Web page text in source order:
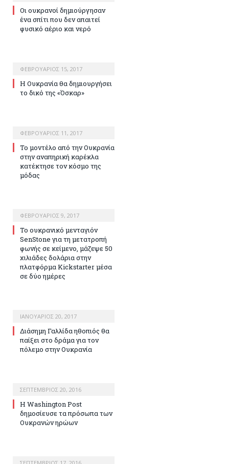
Οι ουκρανοί δημιούργησαν
ένα σπίτι που δεν απαιτεί
φυσικό αέριο και νερό
ΦΕΒΡΟΥΆΡΙΟΣ 15, 2017
Η Ουκρανία θα δημιουργήσει
το δικό της «Όσκαρ»
ΦΕΒΡΟΥΆΡΙΟΣ 11, 2017
Το μοντέλο από την Ουκρανία
στην αναπηρική καρέκλα
κατέκτησε τον κόσμο της
μόδας
ΦΕΒΡΟΥΆΡΙΟΣ 9, 2017
Το ουκρανικό μενταγιόν
SenStone για τη μετατροπή
φωνής σε κείμενο, μάζεψε 50
χιλιάδες δολάρια στην
πλατφόρμα Kickstarter μέσα
σε δύο ημέρες
ΙΑΝΟΥΆΡΙΟΣ 20, 2017
Διάσημη Γαλλίδα ηθοπιός θα
παίξει στο δράμα για τον
πόλεμο στην Ουκρανία
ΣΕΠΤΈΜΒΡΙΟΣ 20, 2016
Η Washington Post
δημοσίευσε τα πρόσωπα των
Ουκρανών ηρώων